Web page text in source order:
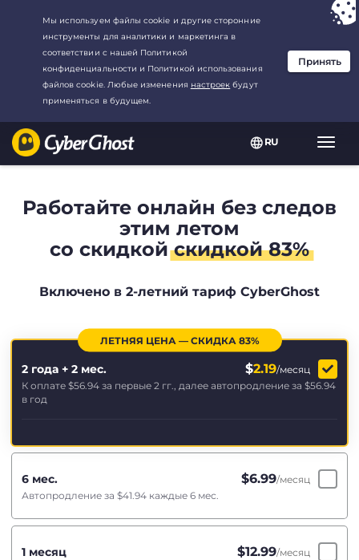
RU
Ваш выбор:Лучшая сделкадля2.1666666666667-год at$
месяц
Работайте онлайн без следов
этим летом
со скидкойскидкой 83%
Включено в 2-летний тариф CyberGhost
ЛЕТНЯЯ ЦЕНА — СКИДКА 83%
2 года + 2 мес. $2.19/месяц
К оплате $56.94 за первые 2 гг., далее автопродление за $56.94
в год
6 мес. $6.99/месяц
Автопродление за $41.94 каждые 6 мес.
1 месяц $12.99/месяц